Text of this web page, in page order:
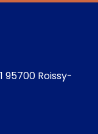
95700 Roissy-